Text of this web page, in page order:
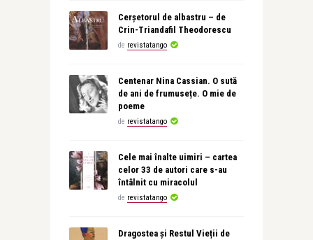
Cerșetorul de albastru – de
Crin-Triandafil Theodorescu
de revistatango
Centenar Nina Cassian. O sută
de ani de frumusețe. O mie de
poeme
de revistatango
Cele mai înalte uimiri – cartea
celor 33 de autori care s-au
întâlnit cu miracolul
de revistatango
Dragostea și Restul Vieții de